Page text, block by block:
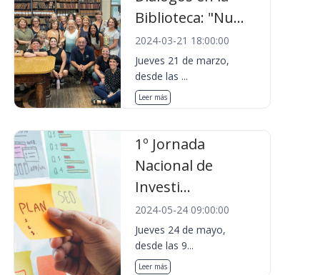
Biblioteca: "Nu...
2024-03-21 18:00:00
Jueves 21 de marzo,
desde las ...
Leer más
1º Jornada
Nacional de
Investi...
2024-05-24 09:00:00
Jueves 24 de mayo,
desde las 9...
Leer más